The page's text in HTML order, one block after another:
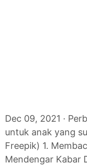
Dec 09, 2021 ·
untuk anak yang
Freepik) 1.
Mendengar Kabar